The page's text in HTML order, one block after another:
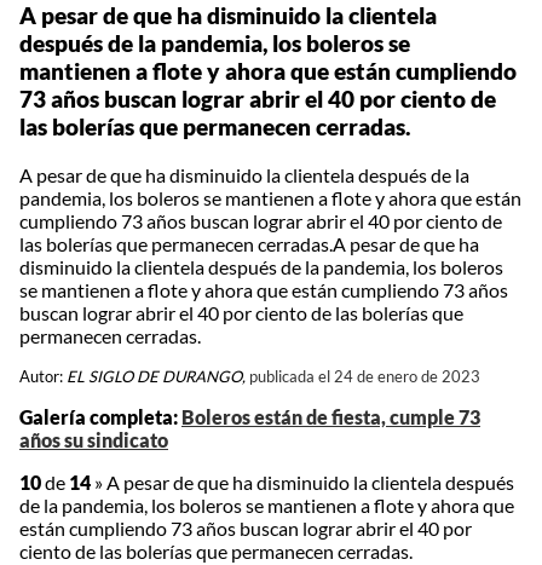
A pesar de que ha disminuido la clientela
después de la pandemia, los boleros se
mantienen a flote y ahora que están cumpliendo
73 años buscan lograr abrir el 40 por ciento de
las bolerías que permanecen cerradas.
A pesar de que ha disminuido la clientela después de la
pandemia, los boleros se mantienen a flote y ahora que están
cumpliendo 73 años buscan lograr abrir el 40 por ciento de
las bolerías que permanecen cerradas.A pesar de que ha
disminuido la clientela después de la pandemia, los boleros
se mantienen a flote y ahora que están cumpliendo 73 años
buscan lograr abrir el 40 por ciento de las bolerías que
permanecen cerradas.
Autor: EL SIGLO DE DURANGO, publicada el 24 de enero de 2023
Galería completa: Boleros están de fiesta, cumple 73
años su sindicato
10de 14 »A pesar de que ha disminuido la clientela después
de la pandemia, los boleros se mantienen a flote y ahora que
están cumpliendo 73 años buscan lograr abrir el 40 por
ciento de las bolerías que permanecen cerradas.